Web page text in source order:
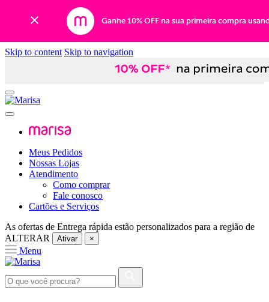
Ganhe 10% OFF na sua primeira compra
Skip to content Skip to navigation
Meus Pedidos
Nossas Lojas
Atendimento
Como comprar
Fale conosco
Cartões e Serviços
As ofertas de Entrega rápida estão personalizados para a região de
ALTERAR
Ativar ×
Menu